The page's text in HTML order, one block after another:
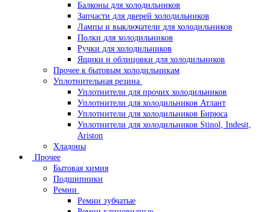
Балконы для холодильников
Запчасти для дверей холодильников
Лампы и выключатели для холодильников
Полки для холодильников
Ручки для холодильников
Ящики и облицовки для холодильников
Прочее к бытовым холодильникам
Уплотнительная резина
Уплотнители для прочих холодильников
Уплотнители для холодильников Атлант
Уплотнители для холодильников Бирюса
Уплотнители для холодильников Stinol, Indesit,
Ariston
Хладоны
Прочее
Бытовая химия
Подшипники
Ремни
Ремни зубчатые